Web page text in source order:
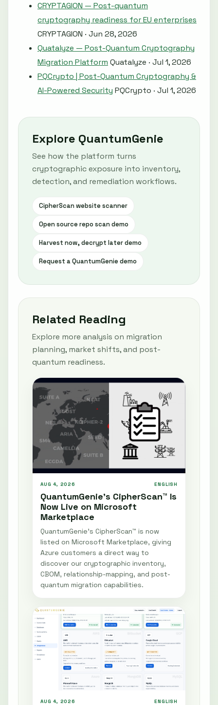
CRYPTAGION — Post-quantum
cryptography readiness for EU enterprises
CRYPTAGION · Jun 28, 2026
Quatalyze — Post-Quantum Cryptography
Migration Platform Quatalyze · Jul 1, 2026
PQCrypto | Post-Quantum Cryptography &
AI-Powered Security PQCrypto · Jul 1, 2026
Explore QuantumGenie
See how the platform turns
cryptographic exposure into inventory,
detection, and remediation workflows.
CipherScan website scanner
Open source repo scan demo
Harvest now, decrypt later demo
Request a QuantumGenie demo
Related Reading
Explore more analysis on migration
planning, market shifts, and post-
quantum readiness.
AUG 4, 2026 ENGLISH
QuantumGenie’s CipherScan™ Is
Now Live on Microsoft
Marketplace
QuantumGenie’s CipherScan™ is now
listed on Microsoft Marketplace, giving
Azure customers a direct way to
discover our cryptographic inventory,
CBOM, relationship-mapping, and post-
quantum migration capabilities.
AUG 4, 2026 ENGLISH